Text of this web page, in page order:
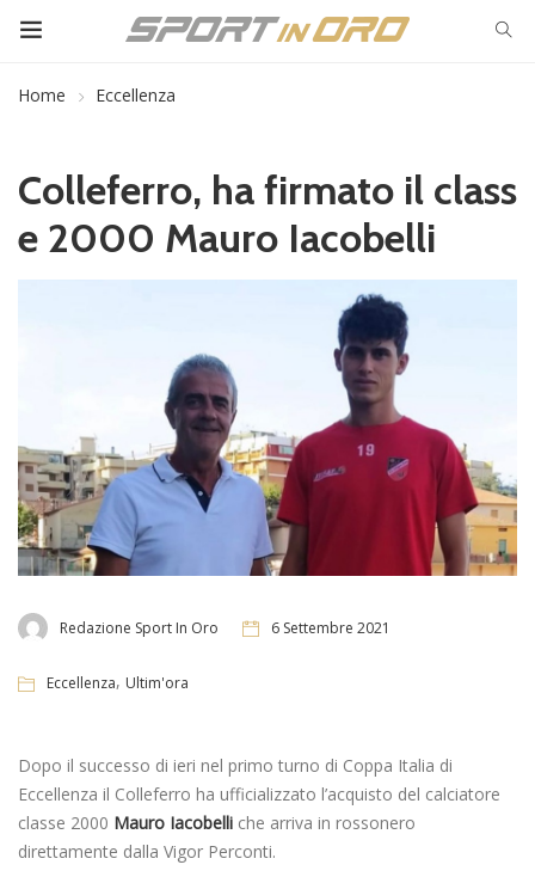
Home Eccellenza
Colleferro, ha firmato il class
e 2000 Mauro Iacobelli
Redazione Sport In Oro 6 Settembre 2021
Eccellenza, Ultim'ora
Dopo il successo di ieri nel primo turno di Coppa Italia di
Eccellenza il Colleferro ha ufficializzato l’acquisto del calciatore
classe 2000 Mauro Iacobelli che arriva in rossonero
direttamente dalla Vigor Perconti.